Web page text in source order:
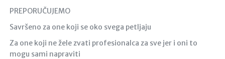
PREPORUČUJEMO
Savršeno za one koji se oko svega petljaju
Za one koji ne žele zvati profesionalca za sve jer i oni to
mogu sami napraviti